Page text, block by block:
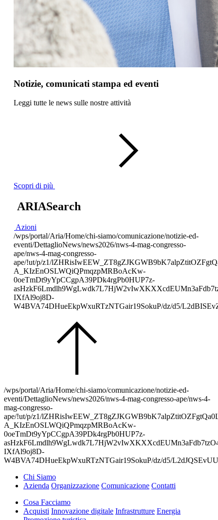
Notizie, comunicati stampa ed eventi
Leggi tutte le news sulle nostre attività
Scopri di più
ARIASearch
Azioni
/wps/portal/Aria/Home/chi-siamo/comunicazione/notizie-ed-
eventi/DettaglioNews/news2026/nws-4-mag-congresso-
ape/nws-4-mag-congresso-
ape/!ut/p/z1/
A_KIzEnOSLWQiQPmqzpMRBoAcKw-
0oeTmDt9yYpCCgpA39PDk4rgPb0HUP7z-
IXfAl9oj8D-
W4BVA74DHueEkpWxuRTzNTGair19SokuP/dz/d5/
/wps/portal/Aria/Home/chi-siamo/comunicazione/notizie-ed-
eventi/DettaglioNews/news2026/nws-4-mag-congresso-ape/nws-4-
mag-congresso-
ape/!ut/p/z1/
A_KIzEnOSLWQiQPmqzpMRBoAcKw-
0oeTmDt9yYpCCgpA39PDk4rgPb0HUP7z-
IXfAl9oj8D-
W4BVA74DHueEkpWxuRTzNTGair19SokuP/dz/d5/
Chi Siamo
Azienda Organizzazione Comunicazione Contatti
Cosa Facciamo
Acquisti Innovazione digitale Infrastrutture Energia